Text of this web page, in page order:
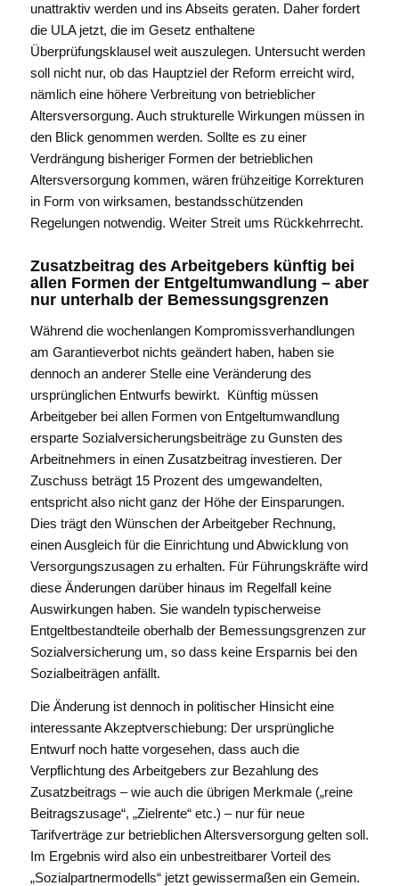
unattraktiv werden und ins Abseits geraten. Daher fordert
die ULA jetzt, die im Gesetz enthaltene
Überprüfungsklausel weit auszulegen. Untersucht werden
soll nicht nur, ob das Hauptziel der Reform erreicht wird,
nämlich eine höhere Verbreitung von betrieblicher
Altersversorgung. Auch strukturelle Wirkungen müssen in
den Blick genommen werden. Sollte es zu einer
Verdrängung bisheriger Formen der betrieblichen
Altersversorgung kommen, wären frühzeitige Korrekturen
in Form von wirksamen, bestandsschützenden
Regelungen notwendig. Weiter Streit ums Rückkehrrecht.
Zusatzbeitrag des Arbeitgebers künftig bei
allen Formen der Entgeltumwandlung – aber
nur unterhalb der Bemessungsgrenzen
Während die wochenlangen Kompromissverhandlungen
am Garantieverbot nichts geändert haben, haben sie
dennoch an anderer Stelle eine Veränderung des
ursprünglichen Entwurfs bewirkt. Künftig müssen
Arbeitgeber bei allen Formen von Entgeltumwandlung
ersparte Sozialversicherungsbeiträge zu Gunsten des
Arbeitnehmers in einen Zusatzbeitrag investieren. Der
Zuschuss beträgt 15 Prozent des umgewandelten,
entspricht also nicht ganz der Höhe der Einsparungen.
Dies trägt den Wünschen der Arbeitgeber Rechnung,
einen Ausgleich für die Einrichtung und Abwicklung von
Versorgungszusagen zu erhalten. Für Führungskräfte wird
diese Änderungen darüber hinaus im Regelfall keine
Auswirkungen haben. Sie wandeln typischerweise
Entgeltbestandteile oberhalb der Bemessungsgrenzen zur
Sozialversicherung um, so dass keine Ersparnis bei den
Sozialbeiträgen anfällt.
Die Änderung ist dennoch in politischer Hinsicht eine
interessante Akzeptverschiebung: Der ursprüngliche
Entwurf noch hatte vorgesehen, dass auch die
Verpflichtung des Arbeitgebers zur Bezahlung des
Zusatzbeitrags – wie auch die übrigen Merkmale („reine
Beitragszusage“, „Zielrente“ etc.) – nur für neue
Tarifverträge zur betrieblichen Altersversorgung gelten soll.
Im Ergebnis wird also ein unbestreitbarer Vorteil des
„Sozialpartnermodells“ jetzt gewissermaßen ein Gemein.